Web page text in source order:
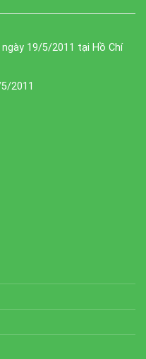
19/5/2011 tại Hồ Chí
2011